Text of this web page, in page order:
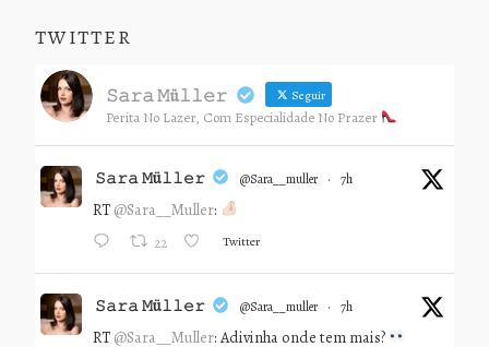
TWITTER
𝚂𝚊𝚛𝚊 𝙼ü𝚕𝚕𝚎𝚛 Seguir
Perita No Lazer, Com Especialidade No Prazer
𝚂𝚊𝚛𝚊 𝙼ü𝚕𝚕𝚎𝚛 @sara__muller · 7h
RT @Sara__Muller:
22 Twitter
𝚂𝚊𝚛𝚊 𝙼ü𝚕𝚕𝚎𝚛 @sara__muller · 7h
RT @Sara__Muller: Adivinha onde tem mais?